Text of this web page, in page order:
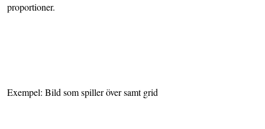
proportioner.
Exempel: Bild som spiller över samt grid